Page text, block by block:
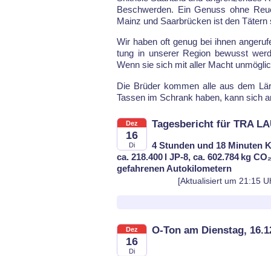
Be­schwer­den. Ein Ge­nuss oh­ne
Mainz und Saar­brü­cken ist den Tätern
Wir ha­ben oft ge­nug bei ih­nen
tung in un­se­rer Re­gi­on be­wusst
Wenn sie sich mit al­ler Macht
Die Brüder kom­men al­le aus dem
Tas­sen im Schrank ha­ben, kann sich
Dez
16
Di
Tagesbericht für TRA
4 Stunden und 18 Minuten
ca. 218.400 l JP-8, ca. 602.784 kg
gefahrenen Autokilometern
[Aktualisiert um 21:15
Dez
16
Di
O-Ton am Dienstag,